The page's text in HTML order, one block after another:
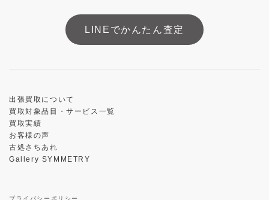
LINEでかんたん査定
出張買取について
買取対象品目・サービス一覧
買取実績
お客様の声
古処さちあれ
Gallery SYMMETRY
プライバシーポリシー